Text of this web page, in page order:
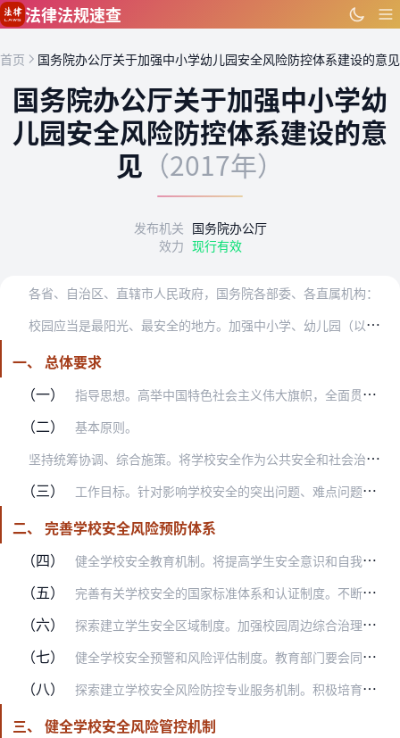
跳到主要内容
法律法规速查
首页 国务院办公厅关于加强中小学幼儿园安全风险防控体系建设的意见
国务院办公厅关于加强中小学幼
儿园安全风险防控体系建设的意
见 （2017年）
发布机关 国务院办公厅
效力 现行有效
各省、自治区、直辖市人民政府，国务院各部委、各直属机构：
校
园应当是最阳光、最安全的地方。加强中小学、幼儿园（以下统称学校）安全工作是全面贯彻党的教育方针，保障学生健康成长、全面发展的前提和基础，关系广大师生的人身安全…
一、 总体要求
（一）
指导思想。高举中国特色社会主义伟大旗帜，全面贯彻党的十八大和十八届三中、四中、五中、六中全会精神，深入贯彻习近平总书记系列重要讲话精神和治国理政新理念新思想新战…
（二） 基本原则。
坚
持统筹协调、综合施策。将学校安全作为公共安全和社会治安综合治理的重要内容，加强组织领导和协调配合，充分发挥政府、学校、家庭、社会各方面作用，运用法律、行政、社…
（三）
工作目标。针对影响学校安全的突出问题、难点问题，进一步整合各方面力量，加强和完善相关制度、机制，深入改革创新，加快形成党委领导、政府负责、社会协同、公众参与、法…
二、 完善学校安全风险预防体系
（四）
健全学校安全教育机制。将提高学生安全意识和自我防护能力作为素质教育的重要内容，着力提高学校安全教育的针对性与实效性。将安全教育与法治教育有机融合，全面纳入国民教…
（五） 完善有关学校安全的国家标准体系和认证制度。不断健全学校安全的人防、物防和技防标准并予以推广。根据学校特点，以保护学生健康安全为优先原则，加强重点领域标准的制修订…
（六） 探索建立学生安全区域制度。加强校园周边综合治理，在学校周边探索实行学生安全区域制度。在此区域内，依法分别作出禁止新建对环境造成污染的企业、设施，禁止设立上网服务…
（七） 健全学校安全预警和风险评估制度。教育部门要会同相关部门制定区域性学校安全风险清单，建立动态监测和数据搜集、分析机制，及时为学校提供安全风险提示，指导学校健全风险…
（八） 探索建立学校安全风险防控专业服务机制。积极培育可以为学校提供安全风险防控服务的专业化社会组织。采取政府购买服务等方式，鼓励、引导和支持具备相应专业能力的机构、组…
三、 健全学校安全风险管控机制